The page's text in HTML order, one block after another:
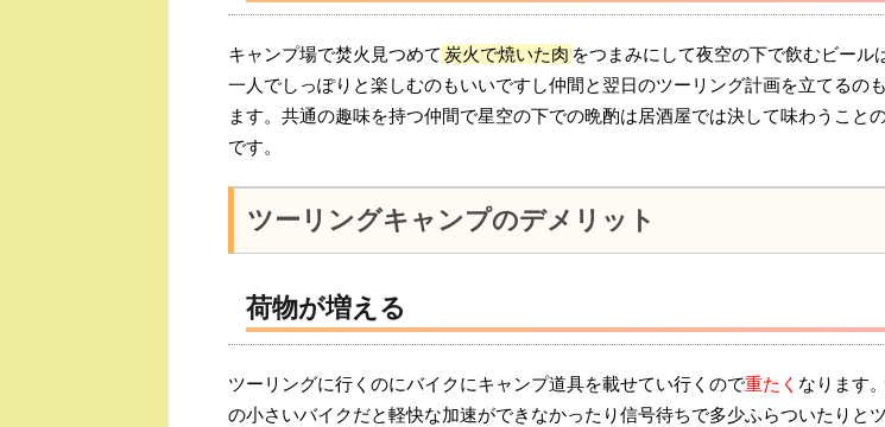
キャンプ場で焚火見つめて 炭火で焼いた肉 をつまみにして夜空の下で飲むビール
一人でしっぽりと楽しむのもいいですし仲間と翌日のツーリング計画を立てるの
ます。共通の趣味を持つ仲間で星空の下での晩酌は居酒屋では決して味わうこと
です。
ツーリングキャンプのデメリット
荷物が増える
ツーリングに行くのにバイクにキャンプ道具を載せてい行くので重たく なります
の小さいバイクだと軽快な加速ができなかったり信号待ちで多少ふらついたりと